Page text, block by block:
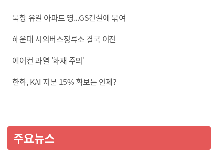
북항 유일 아파트 땅...GS건설에 묶여
해운대 시외버스정류소 결국 이전
에어컨 과열 '화재 주의'
한화, KAI 지분 15% 확보는 언제?
주요뉴스